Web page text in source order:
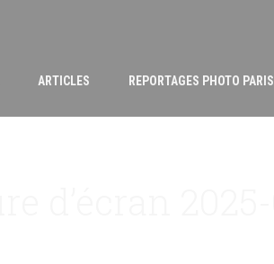
ARTICLES REPORTAGES PHOTO PARIS